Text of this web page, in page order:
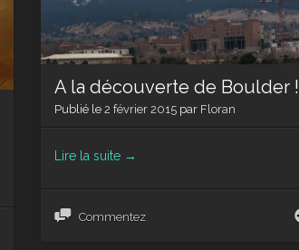
A la découverte de Boulder !
Publié le 2 février 2015par Floran
Lire la suite →
Commentez